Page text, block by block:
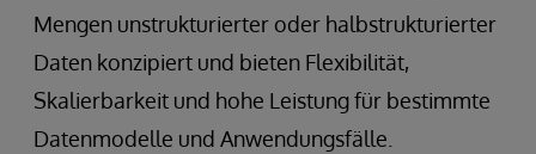
Mengen unstrukturierter oder halbstrukturierter
Daten konzipiert und bieten Flexibilität,
Skalierbarkeit und hohe Leistung für bestimmte
Datenmodelle und Anwendungsfälle.